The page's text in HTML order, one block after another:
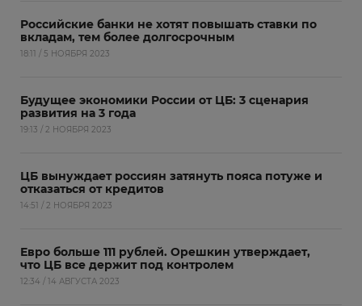
Российские банки не хотят повышать ставки по
вкладам, тем более долгосрочным
18:11 / 5 НОЯБРЯ 2023
Будущее экономики России от ЦБ: 3 сценария
развития на 3 года
19:13 / 2 НОЯБРЯ 2023
ЦБ вынуждает россиян затянуть пояса потуже и
отказаться от кредитов
14:51 / 2 НОЯБРЯ 2023
Евро больше 111 рублей. Орешкин утверждает,
что ЦБ все держит под контролем
12:34 / 14 АВГУСТА 2023